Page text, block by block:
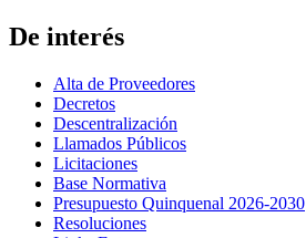
De interés
Alta de Proveedores
Decretos
Descentralización
Llamados Públicos
Licitaciones
Base Normativa
Presupuesto Quinquenal 2026-2030
Resoluciones